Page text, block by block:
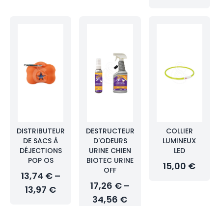
DISTRIBUTEUR
DE SACS À
DÉJECTIONS
POP OS
13,74 € –
13,97 €
DESTRUCTEUR
D'ODEURS
URINE CHIEN
BIOTEC URINE
OFF
17,26 € –
34,56 €
COLLIER
LUMINEUX
LED
15,00 €